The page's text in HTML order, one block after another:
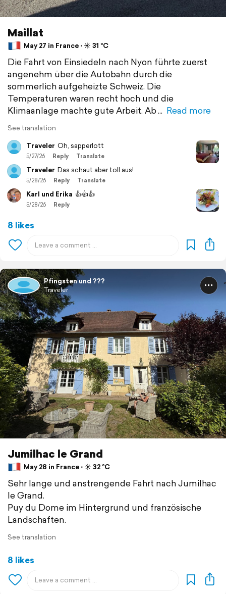
Maillat
May 27 in France ⋅ ☀️ 31 °C
Die Fahrt von Einsiedeln nach Nyon führte zuerst
angenehm über die Autobahn durch die
sommerlich aufgeheizte Schweiz. Die
Temperaturen waren recht hoch und die
Klimaanlage machte gute Arbeit. Ab
Read more
See translation
Traveler Oh, sapperlott
5/27/26 Reply Translate
Traveler Das schaut aber toll aus!
5/28/26 Reply Translate
Karl und Erika 👍👍👍
5/28/26 Reply
8 likes
Pfingsten und ???
Traveler
Jumilhac le Grand
May 28 in France ⋅ ☀️ 32 °C
Sehr lange und anstrengende Fahrt nach Jumilhac
le Grand.
Puy du Dome im Hintergrund und französische
Landschaften.
See translation
8 likes